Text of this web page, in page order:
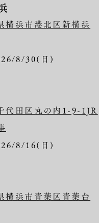
横浜市港北区新横浜
8/30(日)
代田区丸の内1-9-1JR
8/16(日)
横浜市青葉区青葉台